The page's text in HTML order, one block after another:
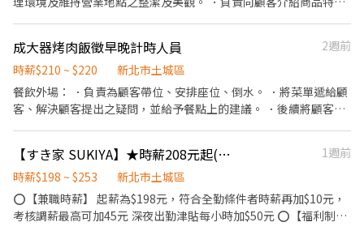
成大器烤肉飯徵早晚計時人員
2週前
時薪$210 ~ $220
新北市土城區
餐飲外場： ．負責為顧客帶位、安排座位、倒水。 ．將菜單遞給顧
客、解決顧客提出之疑問，並給予餐點上的建議。 ．後續將顧客點
負責結帳、收銀等工作。 餐飲內場： ．擔任廚師的助手，處理烹飪
前與烹飪中之準備工作與其他餐廳相關事務。 ．負責洗、剝、削、
切各種食材。 ．負責清理工作環境、設備和餐具。 ．準備不同餐點
所需要的食材。 ．協助測量食材的容量與重量。 ．負責擺盤、打包
【すき家 SUKIYA】★時薪208元起(含全勤)★頂埔店
1週前
時薪$198 ~ $253
新北市土城區
⭕【兼職時薪】 起薪為$198元，符合全勤條件者時薪再加$10元，
考核調薪最高可加45元 深夜出勤津貼每小時加$50元 ⭕【福利制